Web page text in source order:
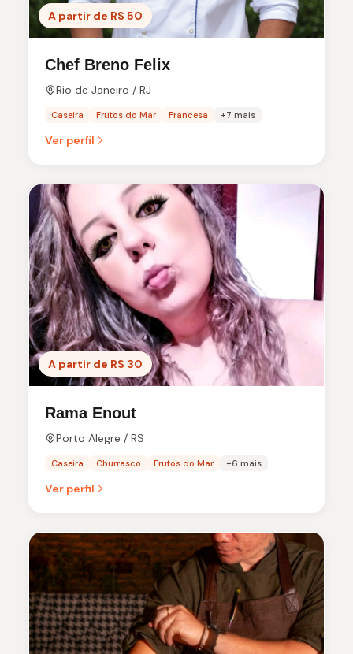
A partir de R$ 50
Chef Breno Felix
Rio de Janeiro / RJ
Caseira Frutos do Mar Francesa +7 mais
Ver perfil
A partir de R$ 30
Rama Enout
Porto Alegre / RS
Caseira Churrasco Frutos do Mar +6 mais
Ver perfil